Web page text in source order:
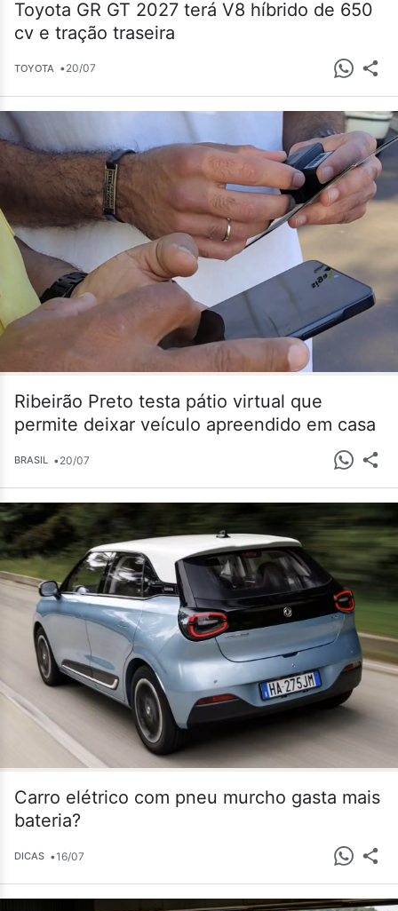
Toyota GR GT 2027 terá V8 híbrido de 650
cv e tração traseira
TOYOTA •20/07
Ribeirão Preto testa pátio virtual que
permite deixar veículo apreendido em casa
BRASIL •20/07
Carro elétrico com pneu murcho gasta mais
bateria?
DICAS •16/07